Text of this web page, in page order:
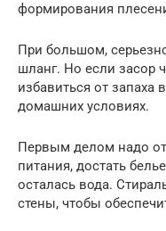
формирования
При большом,
шланг. Но если засор
избавиться от запаха
домашних условиях.
Первым делом надо
питания, достать
осталась вода.
стены, чтобы